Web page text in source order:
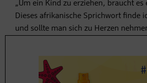
„Um ein Kind zu erziehen, braucht es
Dieses afrikanische Sprichwort finde
und sollte man sich zu Herzen
Hilfe, die Ihnen angeboten wird,
Freundinnen, Freunde und Familie